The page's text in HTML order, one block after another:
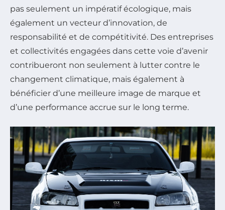
pas seulement un impératif écologique, mais
également un vecteur d’innovation, de
responsabilité et de compétitivité. Des entreprises
et collectivités engagées dans cette voie d’avenir
contribueront non seulement à lutter contre le
changement climatique, mais également à
bénéficier d’une meilleure image de marque et
d’une performance accrue sur le long terme.